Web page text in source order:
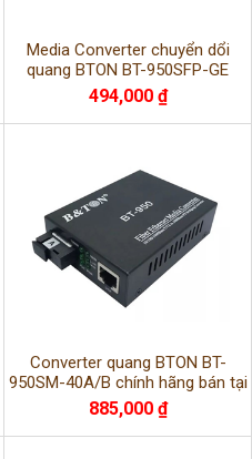
Media Converter chuyển dổi
quang BTON BT-950SFP-GE
494,000 ₫
Converter quang BTON BT-
950SM-40A/B chính hãng bán tại
Hà Nội
885,000 ₫